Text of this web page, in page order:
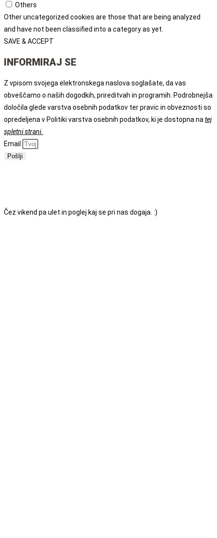
Others
Other uncategorized cookies are those that are being analyzed
and have not been classified into a category as yet.
SAVE & ACCEPT
INFORMIRAJ SE
Z vpisom svojega elektronskega naslova soglašate, da vas
obveščamo o naših dogodkih, prireditvah in programih. Podrobnejša
določila glede varstva osebnih podatkov ter pravic in obveznosti so
opredeljena v Politiki varstva osebnih podatkov, ki je dostopna na tej
spletni strani.
Email
Pošlji
Čez vikend pa ulet in poglej kaj se pri nas dogaja. :)